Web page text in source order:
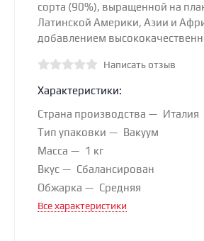
сорта (90%), выращенной на
Латинской Америки, Азии и
добавлением
Написать отзыв
Характеристики:
Страна производства
Италия
Тип упаковки
Вакуум
Масса
1 кг
Вкус
Сбалансирован
Обжарка
Средняя
Все характеристики